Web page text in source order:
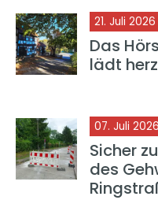
21. Juli 2026
Das
lädt
07. Juli 2026
Sicher
des